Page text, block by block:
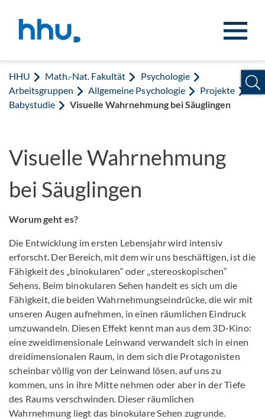
HHU Math.-Nat. Fakultät
Psychologie
Arbeitsgruppen
Allgemeine Psychologie
Projekte
Babystudie
Visuelle Wahrnehmung bei Säuglingen
Visuelle Wahrnehmung
bei Säuglingen
Worum geht es?
Die Entwicklung im ersten Lebensjahr wird intensiv
erforscht. Der Bereich, mit dem wir uns beschäftigen, ist die
Fähigkeit des „binokularen“ oder „stereoskopischen“
Sehens. Beim binokularen Sehen handelt es sich um die
Fähigkeit, die beiden Wahrnehmungseindrücke, die wir mit
unseren Augen aufnehmen, in einen räumlichen Eindruck
umzuwandeln. Diesen Effekt kennt man aus dem 3D-Kino:
eine zweidimensionale Leinwand verwandelt sich in einen
dreidimensionalen Raum, in dem sich die Protagonisten
scheinbar völlig von der Leinwand lösen, auf uns zu
kommen, uns in ihre Mitte nehmen oder aber in der Tiefe
des Raums verschwinden. Dieser räumlichen
Wahrnehmung liegt das binokulare Sehen zugrunde.